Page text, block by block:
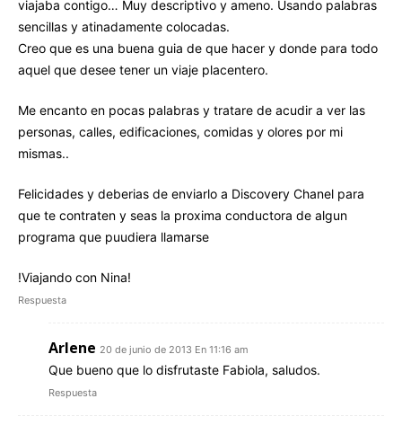
viajaba contigo… Muy descriptivo y ameno. Usando palabras
sencillas y atinadamente colocadas.
Creo que es una buena guia de que hacer y donde para todo
aquel que desee tener un viaje placentero.
Me encanto en pocas palabras y tratare de acudir a ver las
personas, calles, edificaciones, comidas y olores por mi
mismas..
Felicidades y deberias de enviarlo a Discovery Chanel para
que te contraten y seas la proxima conductora de algun
programa que puudiera llamarse
!Viajando con Nina!
Respuesta
Arlene 20 de junio de 2013 En 11:16 am
Que bueno que lo disfrutaste Fabiola, saludos.
Respuesta